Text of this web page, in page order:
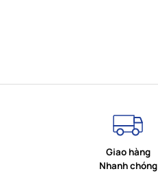
Giao hàng
Nhanh chóng